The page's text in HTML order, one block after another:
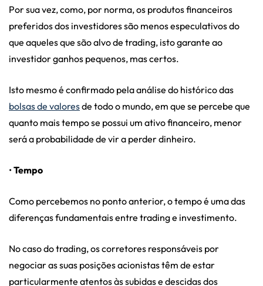
Por sua vez, como, por norma, os produtos financeiros
preferidos dos investidores são menos especulativos do
que aqueles que são alvo de trading, isto garante ao
investidor ganhos pequenos, mas certos.
Isto mesmo é confirmado pela análise do histórico das
bolsas de valoresde todo o mundo, em que se percebe que
quanto mais tempo se possui um ativo financeiro, menor
será a probabilidade de vir a perder dinheiro.
•Tempo
Como percebemos no ponto anterior, o tempo é uma das
diferenças fundamentais entre trading e investimento.
No caso do trading, os corretores responsáveis por
negociar as suas posições acionistas têm de estar
particularmente atentos às subidas e descidas dos